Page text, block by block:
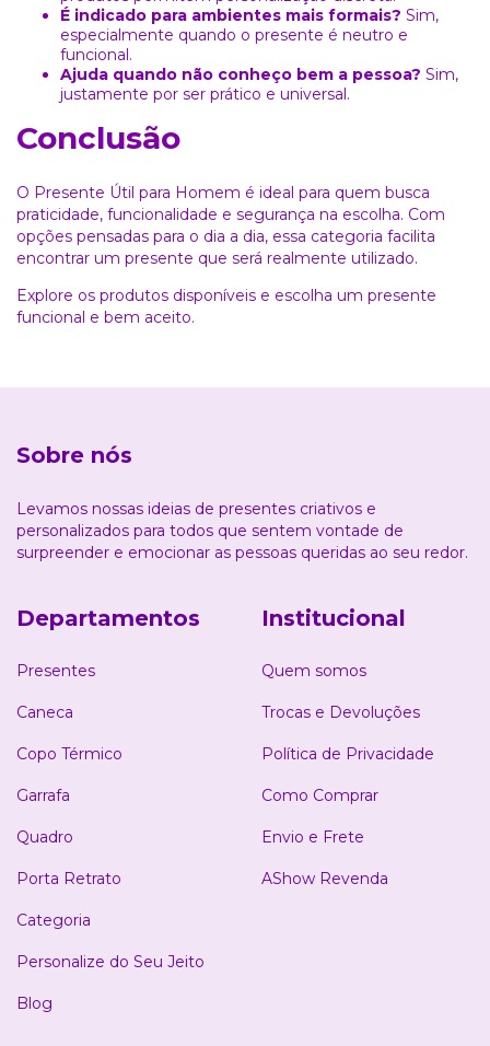
É indicado para ambientes mais formais? Sim,
especialmente quando o presente é neutro e
funcional.
Ajuda quando não conheço bem a pessoa? Sim,
justamente por ser prático e universal.
Conclusão
O Presente Útil para Homem é ideal para quem busca
praticidade, funcionalidade e segurança na escolha. Com
opções pensadas para o dia a dia, essa categoria facilita
encontrar um presente que será realmente utilizado.
Explore os produtos disponíveis e escolha um presente
funcional e bem aceito.
Sobre nós
Levamos nossas ideias de presentes criativos e
personalizados para todos que sentem vontade de
surpreender e emocionar as pessoas queridas ao seu redor.
Departamentos
Presentes
Caneca
Copo Térmico
Garrafa
Quadro
Porta Retrato
Categoria
Personalize do Seu Jeito
Blog
Institucional
Quem somos
Trocas e Devoluções
Política de Privacidade
Como Comprar
Envio e Frete
AShow Revenda